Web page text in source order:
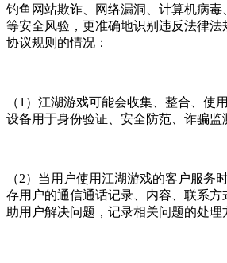
钓鱼网站欺诈、网络漏洞、计算机病毒
等安全风验，更准确地识别违反法律法
协议规则的情况：
（1）江湖游戏可能会收集、整合、使
设备用于身份验证、安全防范、诈骗监
（2）当用户使用江湖游戏的客户服务
存用户的通信通话记录、内容、联系
助用户解决问题，记录相关问题的处理